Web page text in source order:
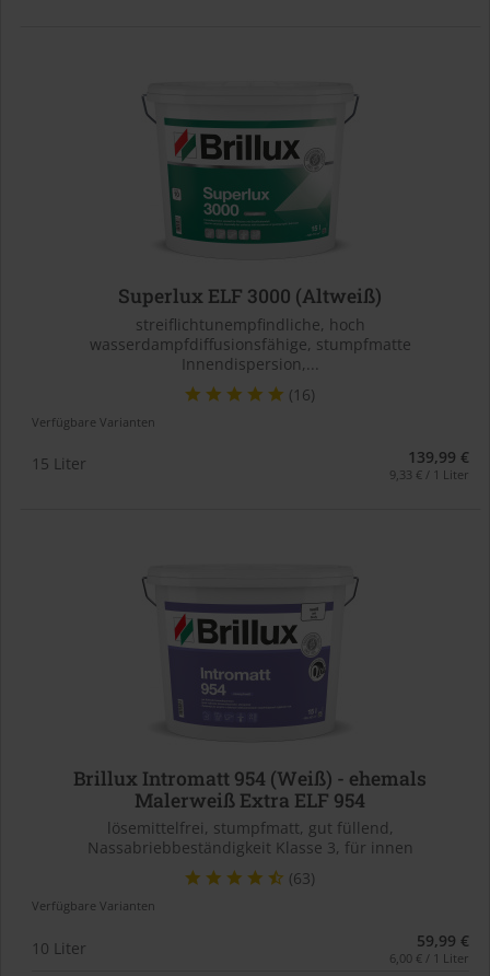
Superlux ELF 3000 (Altweiß)
streiflichtunempfindliche, hoch
wasserdampfdiffusionsfähige, stumpfmatte
Innendispersion,...
(16)
Verfügbare Varianten
15 Liter 139,99 €
9,33 € / 1 Liter
Brillux Intromatt 954 (Weiß) - ehemals
Malerweiß Extra ELF 954
lösemittelfrei, stumpfmatt, gut füllend,
Nassabriebbeständigkeit Klasse 3, für innen
(63)
Verfügbare Varianten
10 Liter 59,99 €
6,00 € / 1 Liter